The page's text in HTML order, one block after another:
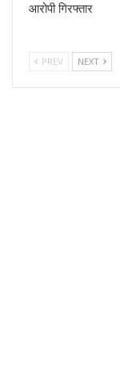
आरोपी गिरफ्तार
PREV NEXT